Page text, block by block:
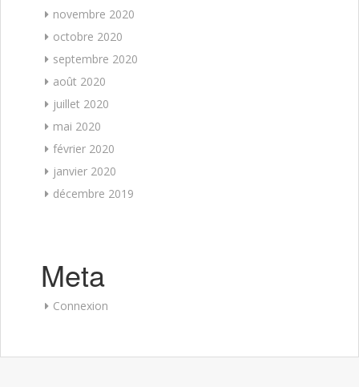
novembre 2020
octobre 2020
septembre 2020
août 2020
juillet 2020
mai 2020
février 2020
janvier 2020
décembre 2019
Meta
Connexion